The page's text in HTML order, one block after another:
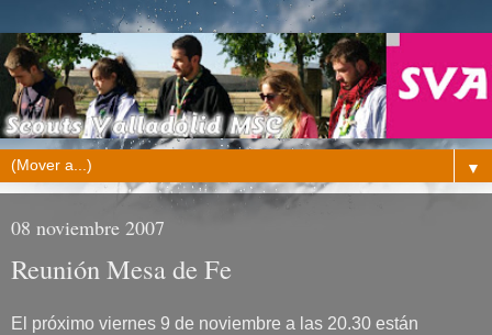
▼
08 noviembre 2007
Reunión Mesa de Fe
El próximo viernes 9 de noviembre a las 20.30 están